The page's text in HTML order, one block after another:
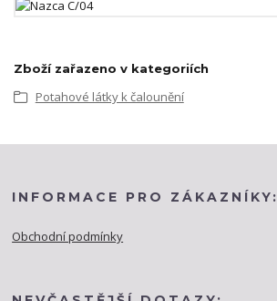
Zboží zařazeno v kategoriích
Potahové látky k čalounění
INFORMACE PRO ZÁKAZNÍKY:
Obchodní podmínky